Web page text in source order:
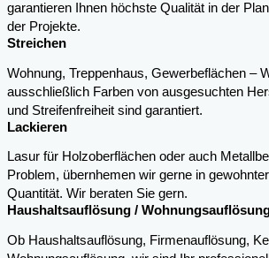
garantieren Ihnen höchste Qualität in der
der Projekte.
Streichen
Wohnung, Treppenhaus, Gewerbeflächen –
ausschließlich Farben von ausgesuchten
und Streifenfreiheit sind garantiert.
Lackieren
Lasur für Holzoberflächen oder auch
Problem, übernhemen wir gerne in
Quantität. Wir beraten Sie gern.
Haushaltsauflösung /
Ob Haushaltsauflösung, Firmenauflösung,